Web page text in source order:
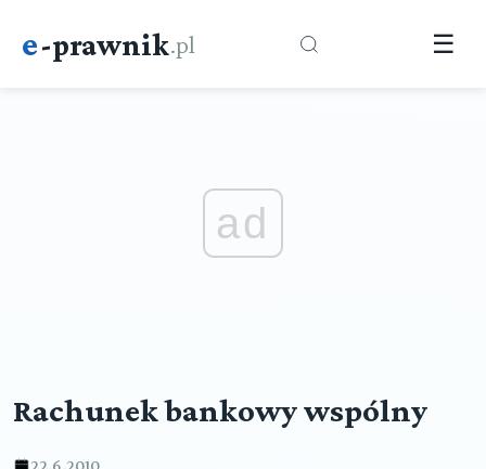
e-prawnik.pl ☰
ad
Rachunek bankowy wspólny
22.6.2010